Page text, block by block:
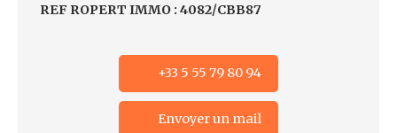
REF ROPERT IMMO : 4082/CBB87
+33 5 55 79 80 94
Envoyer un mail